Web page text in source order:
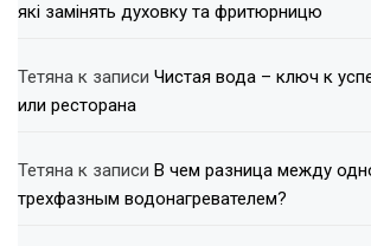
які замінять духовку та фритюрницю
Тетяна к записи Чистая вода – ключ к
или ресторана
Тетяна к записи В чем разница между
трехфазным водонагревателем?